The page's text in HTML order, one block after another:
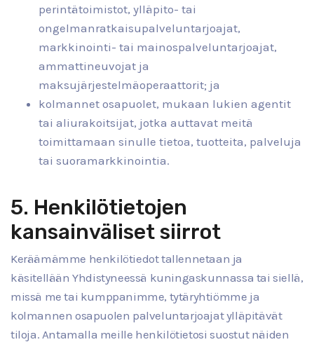
perintätoimistot, ylläpito- tai
ongelmanratkaisupalveluntarjoajat,
markkinointi- tai mainospalveluntarjoajat,
ammattineuvojat ja
maksujärjestelmäoperaattorit; ja
kolmannet osapuolet, mukaan lukien agentit
tai aliurakoitsijat, jotka auttavat meitä
toimittamaan sinulle tietoa, tuotteita, palveluja
tai suoramarkkinointia.
5. Henkilötietojen
kansainväliset siirrot
Keräämämme henkilötiedot tallennetaan ja
käsitellään Yhdistyneessä kuningaskunnassa tai siellä,
missä me tai kumppanimme, tytäryhtiömme ja
kolmannen osapuolen palveluntarjoajat ylläpitävät
tiloja. Antamalla meille henkilötietosi suostut näiden